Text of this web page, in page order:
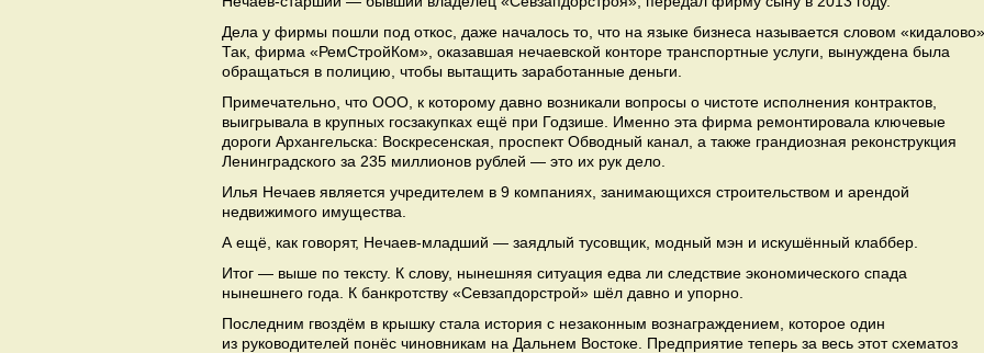
Дела у фирмы пошли под откос, даже началось то, что на языке бизнеса называется словом
Так, фирма «РемСтройКом», оказавшая нечаевской конторе транспортные услуги, вынуждена была
обращаться в полицию, чтобы вытащить заработанные деньги.
Примечательно, что ООО, к которому давно возникали вопросы о чистоте исполнения контрактов,
выигрывала в крупных госзакупках ещё при Годзише. Именно эта фирма ремонтировала ключевые
дороги Архангельска: Воскресенская, проспект Обводный канал, а также грандиозная реконструкция
Ленинградского за 235 миллионов рублей — это их рук дело.
Илья Нечаев является учредителем в 9 компаниях, занимающихся строительством и арендой
недвижимого имущества.
А ещё, как говорят, Нечаев-младший — заядлый тусовщик, модный мэн и искушённый клаббер.
Итог — выше по тексту. К слову, нынешняя ситуация едва ли следствие экономического спада
нынешнего года. К банкротству «Севзапдорстрой» шёл давно и упорно.
Последним гвоздём в крышку стала история с незаконным вознаграждением, которое один
из руководителей понёс чиновникам на Дальнем Востоке. Предприятие теперь за весь этот схематоз